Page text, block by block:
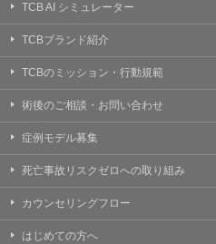
TCB AI シミュレーター
TCBブランド紹介
TCBのミッション・行動規範
術後のご相談・お問い合わせ
症例モデル募集
死亡事故リスクゼロへの取り組み
カウンセリングフロー
はじめての方へ